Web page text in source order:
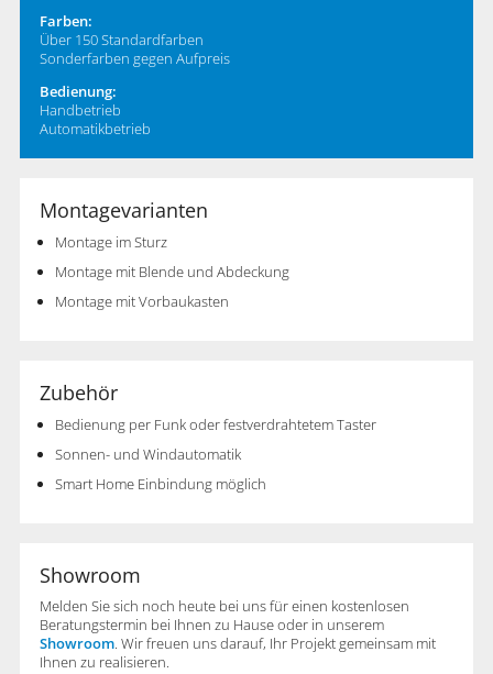
Farben:
Über 150 Standardfarben
Sonderfarben gegen Aufpreis
Bedienung:
Handbetrieb
Automatikbetrieb
Montagevarianten
Montage im Sturz
Montage mit Blende und Abdeckung
Montage mit Vorbaukasten
Zubehör
Bedienung per Funk oder festverdrahtetem Taster
Sonnen- und Windautomatik
Smart Home Einbindung möglich
Showroom
Melden Sie sich noch heute bei uns für einen kostenlosen
Beratungstermin bei Ihnen zu Hause oder in unserem
Showroom. Wir freuen uns darauf, Ihr Projekt gemeinsam mit
Ihnen zu realisieren.